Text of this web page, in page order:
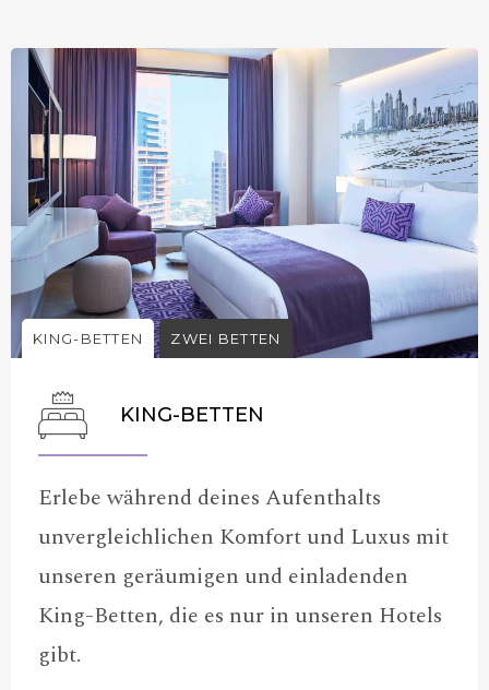
KING-BETTEN ZWEI BETTEN
KING-BETTEN
Erlebe während deines Aufenthalts
unvergleichlichen Komfort und Luxus mit
unseren geräumigen und einladenden
King-Betten, die es nur in unseren Hotels
gibt.